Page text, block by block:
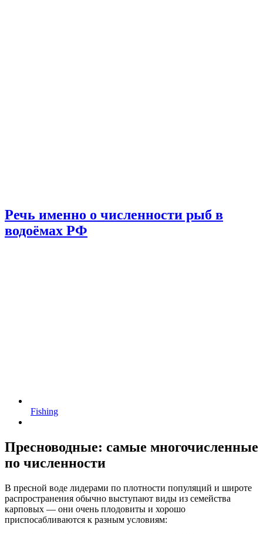
Речь именно о численности рыб в
водоёмах РФ
Fishing
Пресноводные: самые многочисленные
по численности
В пресной воде лидерами по плотности популяций и широте
распространения обычно выступают виды из семейства
карповых — они очень плодовиты и хорошо
приспосабливаются к разным условиям: